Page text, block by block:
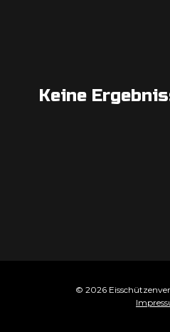
Keine
© 2026